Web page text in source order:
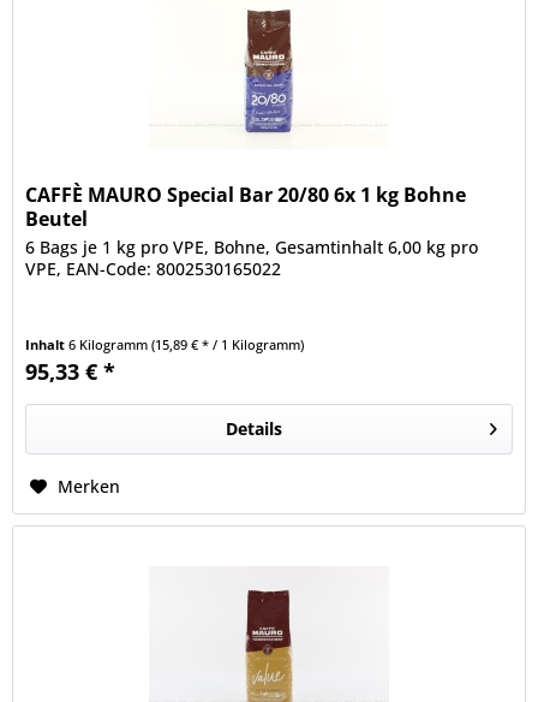
CAFFÈ MAURO Special Bar 20/80 6x 1 kg Bohne
Beutel
6 Bags je 1 kg pro VPE, Bohne, Gesamtinhalt 6,00 kg pro
VPE, EAN-Code: 8002530165022
Inhalt6 Kilogramm(15,89 € * / 1 Kilogramm)
95,33 € *
Details
Merken